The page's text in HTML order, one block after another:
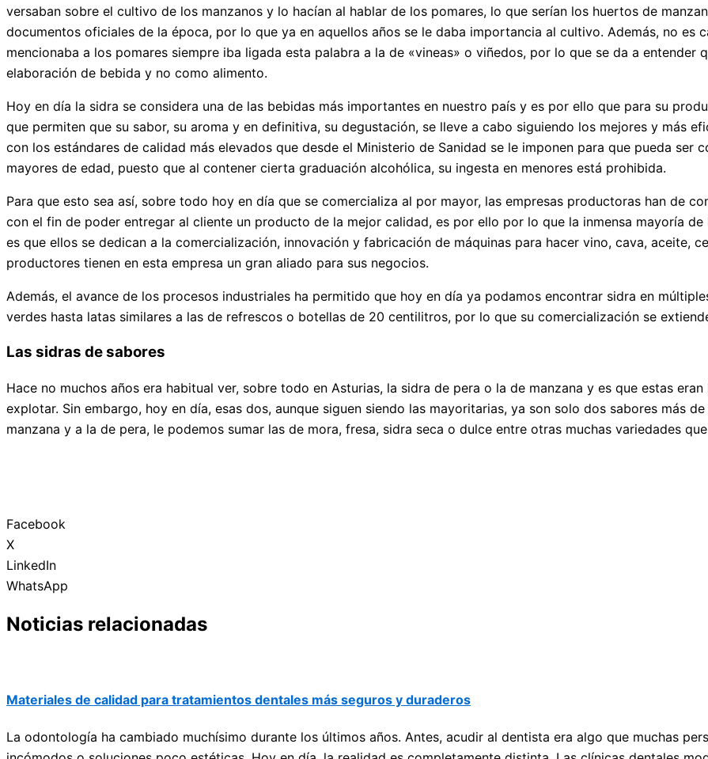
versaban sobre el cultivo de los manzanos y lo hacían al hablar de los pomares, lo que serían los huertos de
documentos oficiales de la época, por lo que ya en aquellos años se le daba importancia al cultivo. Además, no es
mencionaba a los pomares siempre iba ligada esta palabra a la de «vineas» o viñedos, por lo que se da a entender
elaboración de bebida y no como alimento.
Hoy en día la sidra se considera una de las bebidas más importantes en nuestro país y es por ello que para su
que permiten que su sabor, su aroma y en definitiva, su degustación, se lleve a cabo siguiendo los mejores y más
con los estándares de calidad más elevados que desde el Ministerio de Sanidad se le imponen para que pueda ser
mayores de edad, puesto que al contener cierta graduación alcohólica, su ingesta en menores está prohibida.
Para que esto sea así, sobre todo hoy en día que se comercializa al por mayor, las empresas productoras han de
con el fin de poder entregar al cliente un producto de la mejor calidad, es por ello por lo que la inmensa mayoría
es que ellos se dedican a la comercialización, innovación y fabricación de máquinas para hacer vino, cava, aceite,
productores tienen en esta empresa un gran aliado para sus negocios.
Además, el avance de los procesos industriales ha permitido que hoy en día ya podamos encontrar sidra en
verdes hasta latas similares a las de refrescos o botellas de 20 centilitros, por lo que su comercialización se
Las sidras de sabores
Hace no muchos años era habitual ver, sobre todo en Asturias, la sidra de pera o la de manzana y es que estas
explotar. Sin embargo, hoy en día, esas dos, aunque siguen siendo las mayoritarias, ya son solo dos sabores más
manzana y a la de pera, le podemos sumar las de mora, fresa, sidra seca o dulce entre otras muchas variedades
Facebook
X
LinkedIn
WhatsApp
Noticias relacionadas
Materiales de calidad para tratamientos dentales más seguros y duraderos
La odontología ha cambiado muchísimo durante los últimos años. Antes, acudir al dentista era algo que muchas